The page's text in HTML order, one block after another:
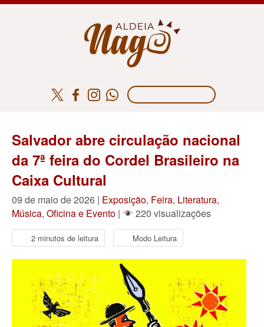
Salvador abre circulação nacional
da 7ª feira do Cordel Brasileiro na
Caixa Cultural
09 de maio de 2026 | Exposição, Feira, Literatura,
Música, Oficina e Evento | 220 visualizações
2 minutos de leitura Modo Leitura